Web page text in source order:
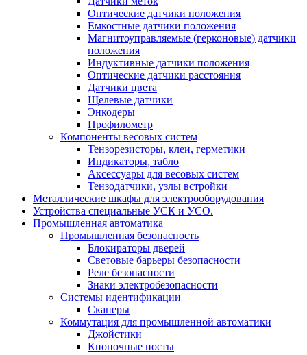
Оптические датчики положения
Емкостные датчики положения
Магнитоуправляемые (герконовые) датчики
положения
Индуктивные датчики положения
Оптические датчики расстояния
Датчики цвета
Щелевые датчики
Энкодеры
Профилометр
Компоненты весовых систем
Тензорезисторы, клеи, герметики
Индикаторы, табло
Аксессуары для весовых систем
Тензодатчики, узлы встройки
Металлические шкафы для электрооборудования
Устройства специальные УСК и УСО.
Промышленная автоматика
Промышленная безопасность
Блокираторы дверей
Световые барьеры безопасности
Реле безопасности
Знаки электробезопасности
Системы идентификации
Сканеры
Коммутация для промышленной автоматики
Джойстики
Кнопочные посты